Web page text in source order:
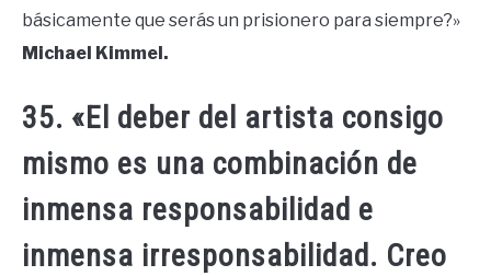
básicamente que serás un prisionero para siempre?»
Michael Kimmel.
35. «El deber del artista consigo
mismo es una combinación de
inmensa responsabilidad e
inmensa irresponsabilidad. Creo